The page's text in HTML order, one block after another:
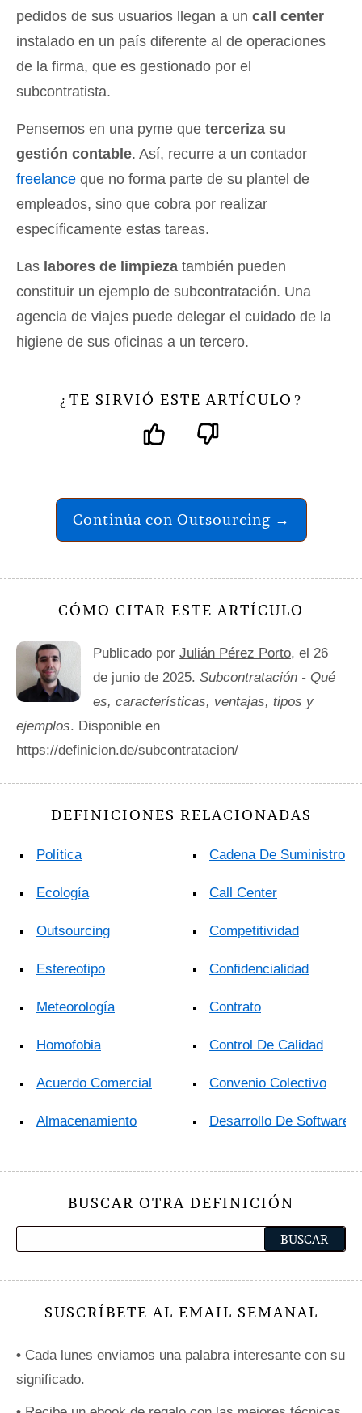
pedidos de sus usuarios llegan a un call center
instalado en un país diferente al de operaciones
de la firma, que es gestionado por el
subcontratista.
Pensemos en una pyme que terceriza su
gestión contable. Así, recurre a un contador
freelance que no forma parte de su plantel de
empleados, sino que cobra por realizar
específicamente estas tareas.
Las labores de limpieza también pueden
constituir un ejemplo de subcontratación. Una
agencia de viajes puede delegar el cuidado de la
higiene de sus oficinas a un tercero.
¿ TE SIRVIÓ ESTE ARTÍCULO ?
Continúa con Outsourcing →
CÓMO CITAR ESTE ARTÍCULO
Publicado por Julián Pérez Porto, el 26
de junio de 2025. Subcontratación - Qué
es, características, ventajas, tipos y
ejemplos. Disponible en
https://definicion.de/subcontratacion/
DEFINICIONES RELACIONADAS
Política
Ecología
Outsourcing
Estereotipo
Meteorología
Homofobia
Acuerdo Comercial
Almacenamiento
Cadena De Suministro
Call Center
Competitividad
Confidencialidad
Contrato
Control De Calidad
Convenio Colectivo
Desarrollo De Software
BUSCAR OTRA DEFINICIÓN
SUSCRÍBETE AL EMAIL SEMANAL
• Cada lunes enviamos una palabra interesante con su
significado.